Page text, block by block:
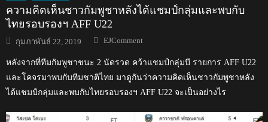
ความคิดเห็นชาวกัมพูชาหลังได้แชมป์กลุ่มและพบกับ
ไทยรอบรองฯ AFF U22
Posted
on
กุมภาพันธ์ 22, 2019 Author
EJComment
หลังจากที่ทีมกัมพูชาชนะ 2 นัดรวด คว้าแชมป์กลุ่มบี รายการ AFF U22
และโคจรมาพบกับทีมชาติไทย มาดูกันว่าความคิดเห็นชาวกัมพูชาหลัง
ได้แชมป์กลุ่มและพบกับไทยรอบรองฯ AFF U22 จะเป็นอย่างไร